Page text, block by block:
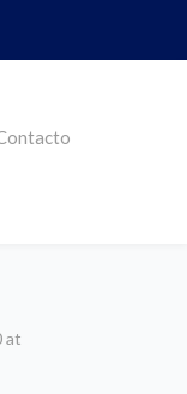
at